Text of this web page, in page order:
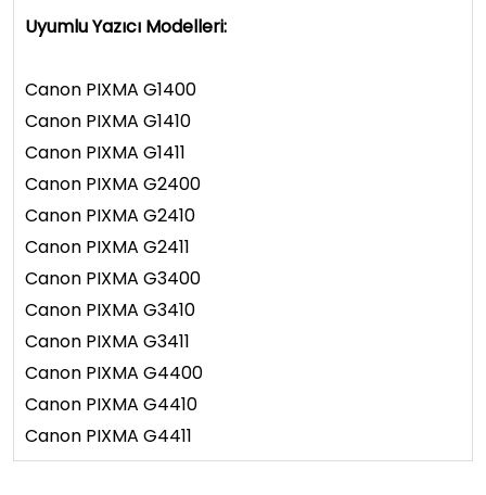
Uyumlu Yazıcı Modelleri:
Canon PIXMA G1400
Canon PIXMA G1410
Canon PIXMA G1411
Canon PIXMA G2400
Canon PIXMA G2410
Canon PIXMA G2411
Canon PIXMA G3400
Canon PIXMA G3410
Canon PIXMA G3411
Canon PIXMA G4400
Canon PIXMA G4410
Canon PIXMA G4411